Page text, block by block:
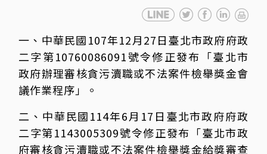
一、中華民國107年12月27日臺北市政府府政
二字第10760086091號令修正發布「臺北市
政府辦理審核貪污瀆職或不法案件檢舉獎金會
議作業程序」。
二、中華民國114年6月17日臺北市政府府政
二字第1143005309號令修正發布「臺北市政
府審核貪污瀆職或不法案件檢舉獎金給獎審查